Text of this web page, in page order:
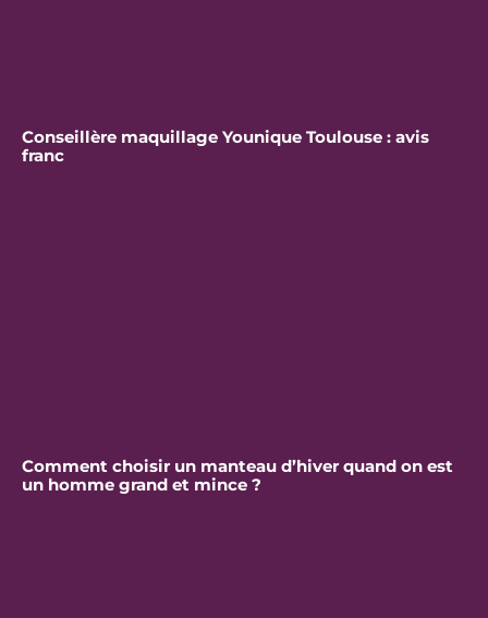
Conseillère maquillage Younique Toulouse : avis
franc
Comment choisir un manteau d’hiver quand on est
un homme grand et mince ?